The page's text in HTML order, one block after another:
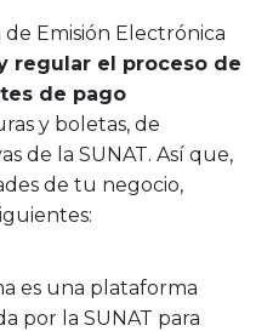
Emisión Electrónica
regular el proceso de
de pago
y boletas, de
de la SUNAT. Así que,
de tu negocio,
es una plataforma
por la SUNAT para